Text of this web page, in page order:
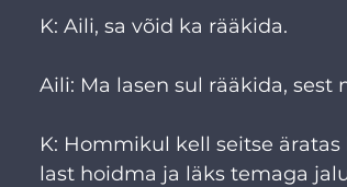
K: Aili, sa võid ka rääkida.
Aili: Ma lasen sul rääkida, sest
K: Hommikul kell seitse
last hoidma ja läks temaga